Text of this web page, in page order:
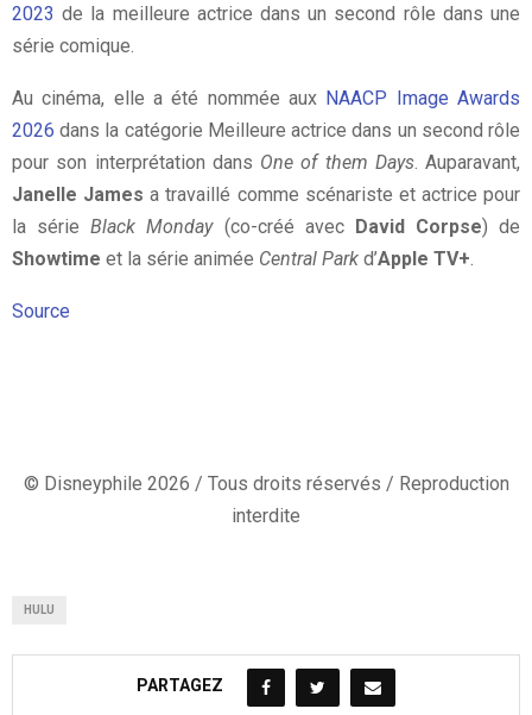
2023 de la meilleure actrice dans un second rôle dans une
série comique.
Au cinéma, elle a été nommée aux NAACP Image Awards
2026 dans la catégorie Meilleure actrice dans un second rôle
pour son interprétation dans One of them Days. Auparavant,
Janelle James a travaillé comme scénariste et actrice pour
la sérieBlack Monday(co-créé avec David Corpse) de
Showtime et la série animée Central Park d’Apple TV+
Source
© Disneyphile 2026 / Tous droits réservés / Reproduction
interdite
HULU
PARTAGEZ